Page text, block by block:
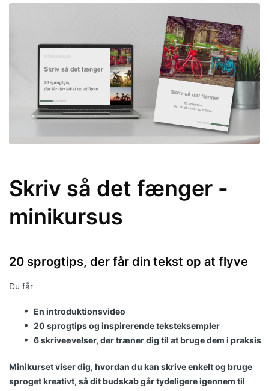
Skriv så det fænger -
minikursus
20 sprogtips, der får din tekst op at flyve
Du får
En introduktionsvideo
20 sprogtips og inspirerende teksteksempler
6 skriveøvelser, der træner dig til at bruge dem i praksis
Minikurset viser dig, hvordan du kan skrive enkelt og bruge
sproget kreativt, så dit budskab går tydeligere igennem til